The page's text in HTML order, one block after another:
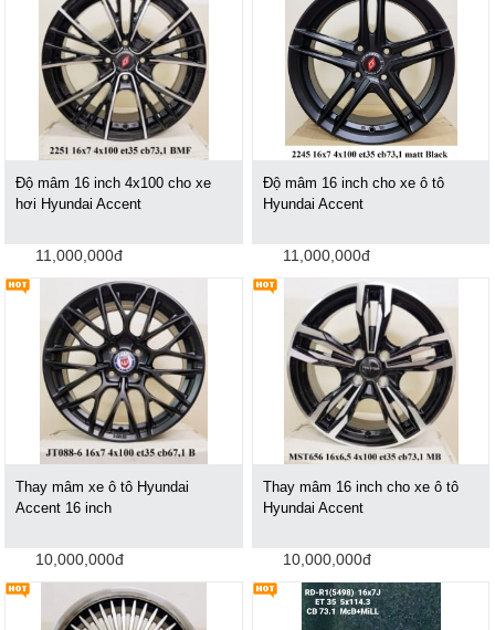
Độ mâm 16 inch 4x100 cho xe
hơi Hyundai Accent
11,000,000đ
Độ mâm 16 inch cho xe ô tô
Hyundai Accent
11,000,000đ
Thay mâm xe ô tô Hyundai
Accent 16 inch
10,000,000đ
Thay mâm 16 inch cho xe ô tô
Hyundai Accent
10,000,000đ